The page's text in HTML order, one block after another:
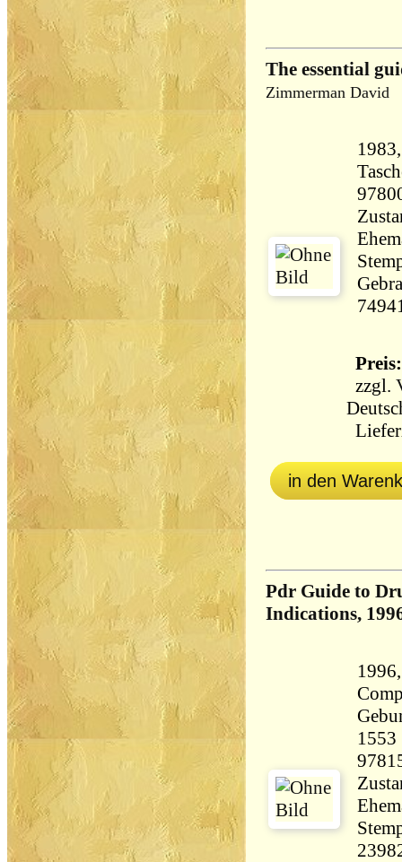
The essential
Zimmerman David
zzgl.
in den
Pdr Guide to
Indications,
1553